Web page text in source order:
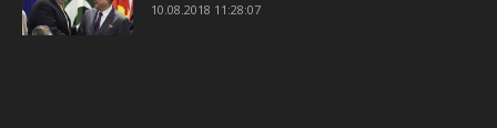
10.08.2018 11:28:07